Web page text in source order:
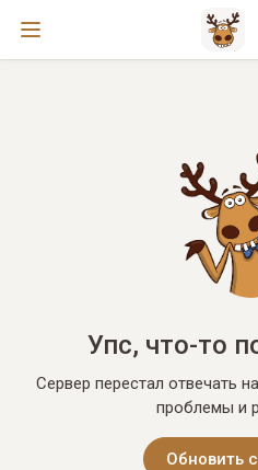
Упс, что-то
Сервер перестал отвечать
проблемы и
Обновить